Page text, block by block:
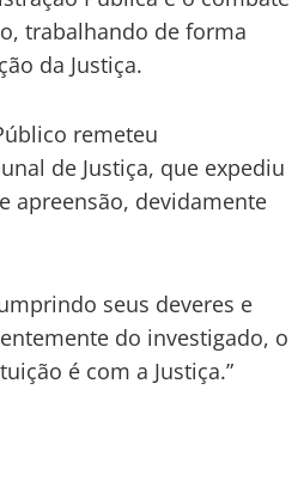
trabalhando de forma
da Justiça.
remeteu
de Justiça, que expediu
apreensão, devidamente
seus deveres e
do investigado, o
é com a Justiça.”